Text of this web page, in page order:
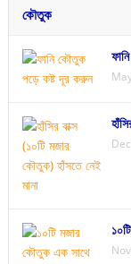
কৌতুক